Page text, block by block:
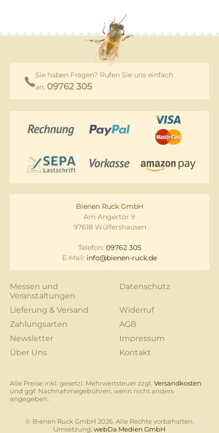
Sie haben Fragen? Rufen Sie uns einfach
an: 09762 305
Bienen Ruck GmbH
Am Angertor 9
97618 Wülfershausen
Telefon: 09762 305
E-Mail: info@bienen-ruck.de
Messen und
Veranstaltungen
Datenschutz
Lieferung & Versand
Widerruf
Zahlungsarten
AGB
Newsletter
Impressum
Über Uns
Kontakt
Alle Preise inkl. gesetzl. Mehrwertsteuer zzgl. Versandkosten
und ggf. Nachnahmegebühren, wenn nicht anders
angegeben.
© Bienen Ruck GmbH 2026. Alle Rechte vorbehalten.
Umsetzung: webDa Medien GmbH